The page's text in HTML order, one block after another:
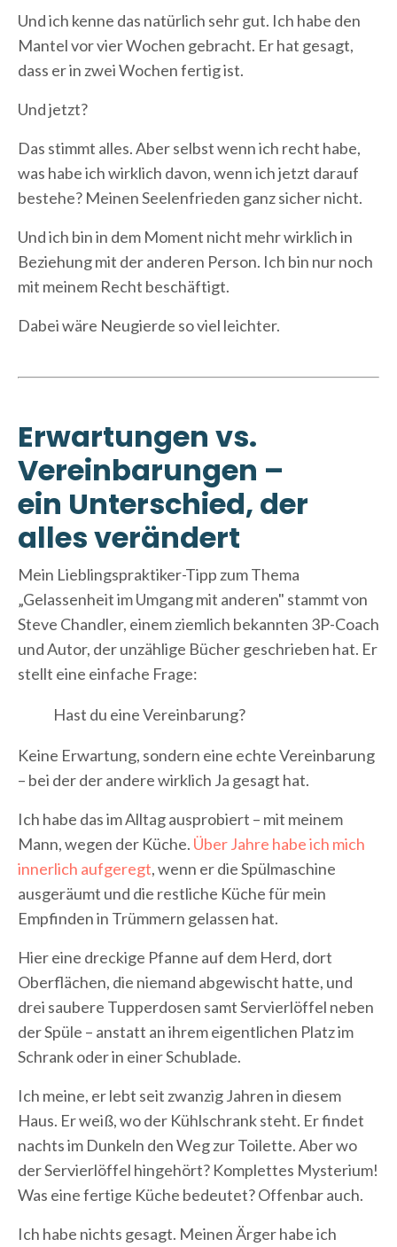
Und ich kenne das natürlich sehr gut. Ich habe den
Mantel vor vier Wochen gebracht. Er hat gesagt,
dass er in zwei Wochen fertig ist.
Und jetzt?
Das stimmt alles. Aber selbst wenn ich recht habe,
was habe ich wirklich davon, wenn ich jetzt darauf
bestehe? Meinen Seelenfrieden ganz sicher nicht.
Und ich bin in dem Moment nicht mehr wirklich in
Beziehung mit der anderen Person. Ich bin nur noch
mit meinem Recht beschäftigt.
Dabei wäre Neugierde so viel leichter.
Erwartungen vs.
Vereinbarungen –
ein Unterschied, der
alles verändert
Mein Lieblingspraktiker-Tipp zum Thema
„Gelassenheit im Umgang mit anderen" stammt von
Steve Chandler, einem ziemlich bekannten 3P-Coach
und Autor, der unzählige Bücher geschrieben hat. Er
stellt eine einfache Frage:
Hast du eine Vereinbarung?
Keine Erwartung, sondern eine echte Vereinbarung
– bei der der andere wirklich Ja gesagt hat.
Ich habe das im Alltag ausprobiert – mit meinem
Mann, wegen der Küche. Über Jahre habe ich mich
innerlich aufgeregt, wenn er die Spülmaschine
ausgeräumt und die restliche Küche für mein
Empfinden in Trümmern gelassen hat.
Hier eine dreckige Pfanne auf dem Herd, dort
Oberflächen, die niemand abgewischt hatte, und
drei saubere Tupperdosen samt Servierlöffel neben
der Spüle – anstatt an ihrem eigentlichen Platz im
Schrank oder in einer Schublade.
Ich meine, er lebt seit zwanzig Jahren in diesem
Haus. Er weiß, wo der Kühlschrank steht. Er findet
nachts im Dunkeln den Weg zur Toilette. Aber wo
der Servierlöffel hingehört? Komplettes Mysterium!
Was eine fertige Küche bedeutet? Offenbar auch.
Ich habe nichts gesagt. Meinen Ärger habe ich